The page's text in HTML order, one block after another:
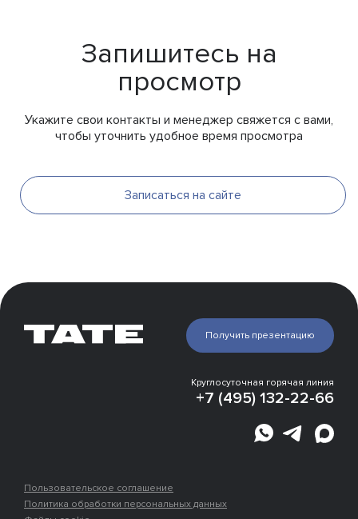
Запишитесь на
просмотр
Укажите свои контакты и менеджер свяжется с вами,
чтобы уточнить удобное время просмотра
Записаться на сайте
Презентация
Галерея
Круглосуточная горячая линия
+7 (495) 132-22-66
Получить презентацию
Пользовательское соглашение
Политика обработки персональных данных